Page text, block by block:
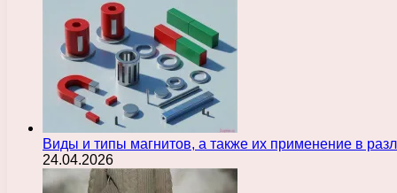
Виды и типы магнитов, а также их применение в
24.04.2026